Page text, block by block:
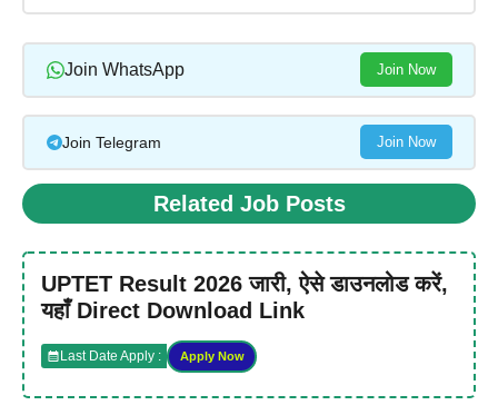
Join WhatsApp Join Now
Join Telegram Join Now
Related Job Posts
UPTET Result 2026 जारी, ऐसे डाउनलोड करें,
यहाँ Direct Download Link
Last Date Apply : Apply Now